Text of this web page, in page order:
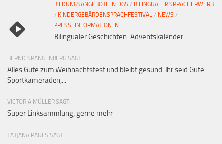
BILDUNGSANGEBOTE IN DGS / BILINGUALER SPRACHERWERB
/ KINDERGEBÄRDENSPRACHFESTIVAL / NEWS /
PRESSEINFORMATIONEN
Bilingualer Geschichten-Adventskalender
BERND SPANGENBERG SAGT:
Alles Gute zum Weihnachtsfest und bleibt gesund. Ihr seid Gute
Sportkameraden,...
VICTORIA MÜLLER SAGT:
Super Linksammlung, gerne mehr
TATJANA PAULS SAGT: